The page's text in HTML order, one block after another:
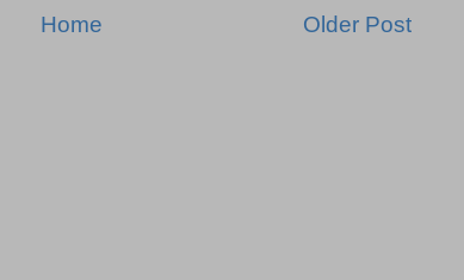
Older Post
Home